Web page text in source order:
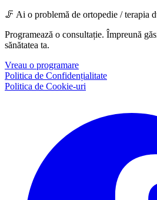
🦵 Ai o problemă de ortopedie / terapia
Programează o consultație. Împreună
sănătatea ta.
Vreau o programare
Politica de Confidențialitate
Politica de Cookie-uri